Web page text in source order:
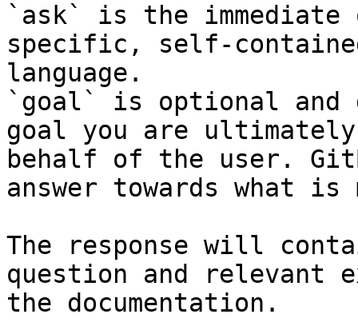
`ask` is the
specific, self-
language.
`goal` is optional and
goal you are
behalf of the user.
answer towards what
The response will
question and relevant
the documentation.